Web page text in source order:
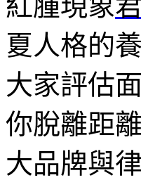
紅腫現象
夏人格的
大家評估
你脫離距
大品牌與